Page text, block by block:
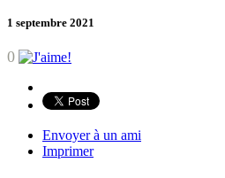
1 septembre 2021
0
Envoyer à un ami
Imprimer